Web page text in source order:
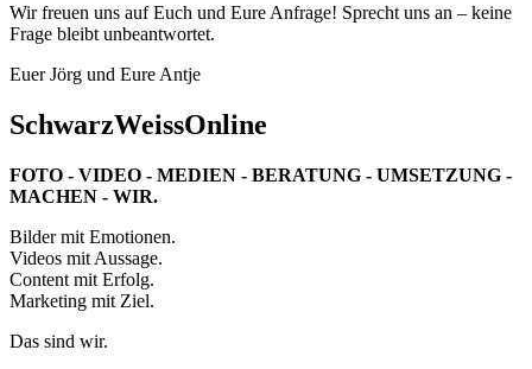
Wir freuen uns auf Euch und Eure Anfrage! Sprecht uns an – keine
Frage bleibt unbeantwortet.
Euer Jörg und Eure Antje
SchwarzWeissOnline
FOTO - VIDEO - MEDIEN - BERATUNG - UMSETZUNG -
MACHEN - WIR.
Bilder mit Emotionen.
Videos mit Aussage.
Content mit Erfolg.
Marketing mit Ziel.
Das sind wir.